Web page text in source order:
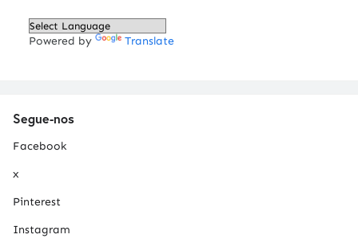
Powered by Translate
Segue-nos
Facebook
x
Pinterest
Instagram